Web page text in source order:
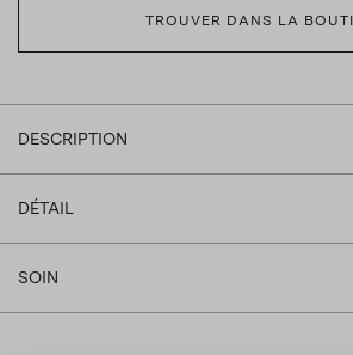
TROUVER DANS LA
DESCRIPTION
DÉTAIL
SOIN